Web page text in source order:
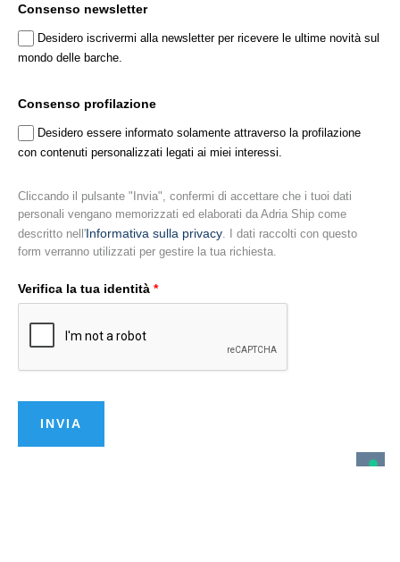
Consenso newsletter
Desidero iscrivermi alla newsletter per ricevere le ultime novità sul
mondo delle barche.
Consenso profilazione
Desidero essere informato solamente attraverso la profilazione
con contenuti personalizzati legati ai miei interessi.
Cliccando il pulsante "Invia", confermi di accettare che i tuoi dati
personali vengano memorizzati ed elaborati da Adria Ship come
descritto nell'Informativa sulla privacy. I dati raccolti con questo
form verranno utilizzati per gestire la tua richiesta.
Verifica la tua identità *
INVIA
Barche nuove
Barche usate
La rete vendita
Blog
Il team
Assicurazione
Darsena San Marco
Charter
Video
Iscriviti alla nostra newsletter
Adria Ship ©2026 | P. Iva e C.F. IT02146300302 | CS 10.200 i.v.
Privacy PolicyCredits